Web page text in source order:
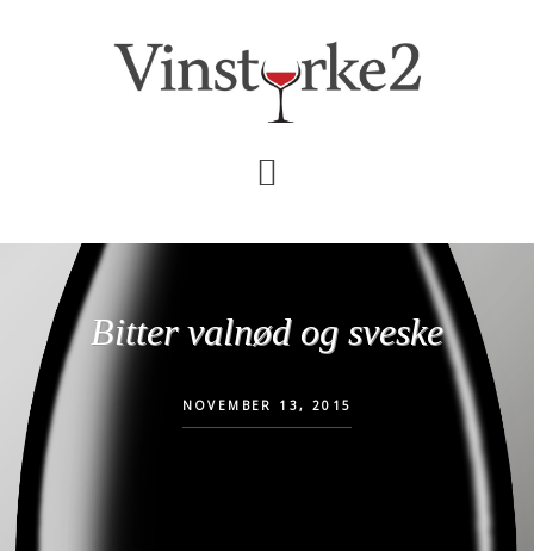
Bitter valnød og sveske
NOVEMBER 13, 2015